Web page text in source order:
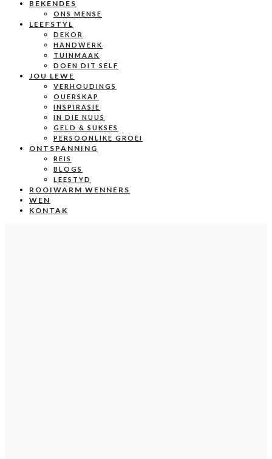
BEKENDES
ONS MENSE
LEEFSTYL
DEKOR
HANDWERK
TUINMAAK
DOEN DIT SELF
JOU LEWE
VERHOUDINGS
OUERSKAP
INSPIRASIE
IN DIE NUUS
GELD & SUKSES
PERSOONLIKE GROEI
ONTSPANNING
REIS
BLOGS
LEESTYD
ROOIWARM WENNERS
WEN
KONTAK